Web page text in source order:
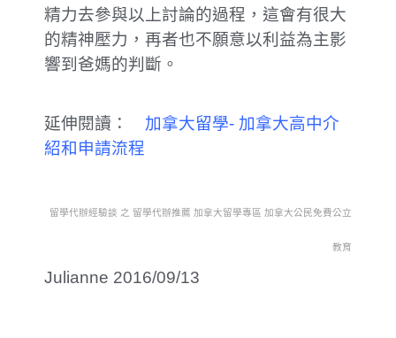
精力去參與以上討論的過程，這會有很大
的精神壓力，再者也不願意以利益為主影
響到爸媽的判斷。
延伸閱讀：
加拿大留學- 加拿大高中介
紹和申請流程
留學代辦經驗談 之 留學代辦推薦 加拿大留學專區 加拿大公民免費公立
教育
Julianne 2016/09/13